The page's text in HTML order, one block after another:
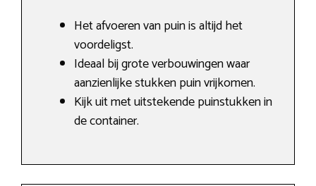
Het afvoeren van puin is altijd het
voordeligst.
Ideaal bij grote verbouwingen waar
aanzienlijke stukken puin vrijkomen.
Kijk uit met uitstekende puinstukken in
de container.